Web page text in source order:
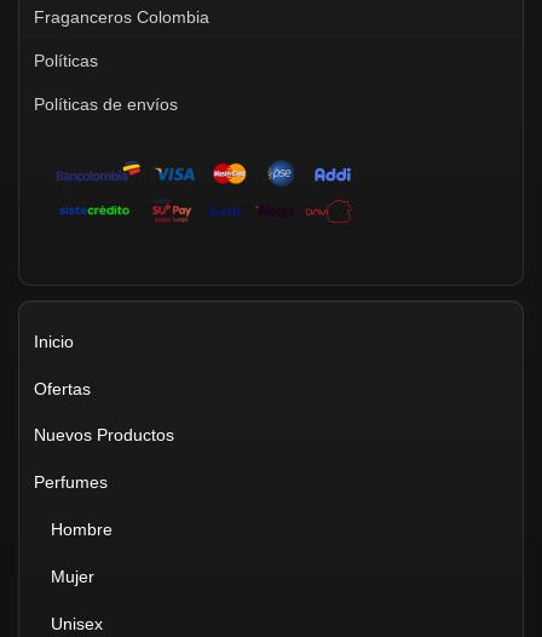
Fraganceros Colombia
Políticas
Políticas de envíos
Inicio
Ofertas
Nuevos Productos
Perfumes
Hombre
Mujer
Unisex